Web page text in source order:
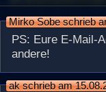
Mirko Sobe schrieb
PS: Eure E-Mail-
andere!
ak schrieb am